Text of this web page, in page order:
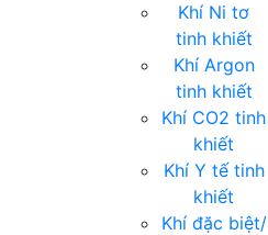
Khí Ni tơ
tinh khiết
Khí Argon
tinh khiết
Khí CO2 tinh
khiết
Khí Y tế tinh
khiết
Khí đặc biệt/